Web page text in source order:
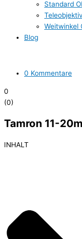
Standard
Weitwinkel
Blog
0 Kommentare
0
(0)
Tamron 11-
INHALT